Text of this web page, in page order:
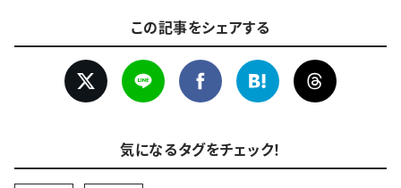
この記事をシェアする
気になるタグをチェック！